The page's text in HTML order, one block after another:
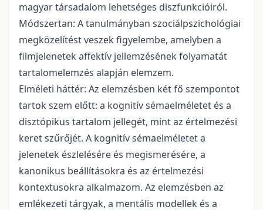
magyar társadalom lehetséges diszfunkcióiról.
Módszertan: A tanulmányban szociálpszichológiai
megközelítést veszek figyelembe, amelyben a
filmjelenetek affektív jellemzésének folyamatát
tartalomelemzés alapján elemzem.
Elméleti háttér: Az elemzésben két fő szempontot
tartok szem előtt: a kognitív sémaelméletet és a
disztópikus tartalom jellegét, mint az értelmezési
keret szűrőjét. A kognitív sémaelméletet a
jelenetek észlelésére és megismerésére, a
kanonikus beállításokra és az értelmezési
kontextusokra alkalmazom. Az elemzésben az
emlékezeti tárgyak, a mentális modellek és a